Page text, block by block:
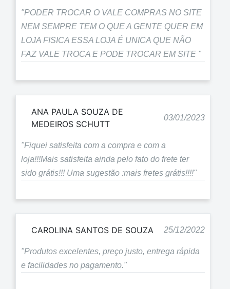
"PODER TROCAR O VALE COMPRAS NO SITE
NEM SEMPRE TEM O QUE A GENTE QUER EM
LOJA FISICA ESSA LOJA É UNICA QUE NÃO
FAZ VALE TROCA E PODE TROCAR EM SITE "
ANA PAULA SOUZA DE
MEDEIROS SCHUTT
03/01/2023
"Fiquei satisfeita com a compra e com a
loja!!!Mais satisfeita ainda pelo fato do frete ter
sido grátis!!! Uma sugestão :mais fretes grátis!!!!"
CAROLINA SANTOS DE SOUZA 25/12/2022
"Produtos excelentes, preço justo, entrega rápida
e facilidades no pagamento."